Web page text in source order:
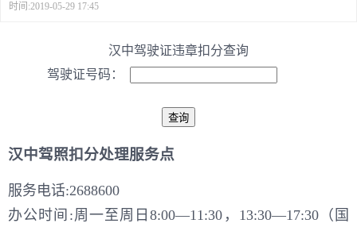
时间:2019-05-29 17:45
汉中驾驶证违章扣分查询
驾驶证号码：
汉中驾照扣分处理服务点
服务电话:2688600
办公时间:周一至周日8:00—11:30，13:30—17:30（国